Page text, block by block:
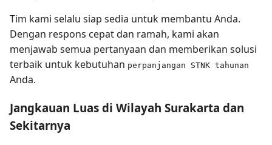
Tim kami selalu siap sedia untuk membantu Anda.
Dengan respons cepat dan ramah, kami akan
menjawab semua pertanyaan dan memberikan solusi
terbaik untuk kebutuhan perpanjangan STNK tahunan
Anda.
Jangkauan Luas di Wilayah Surakarta dan
Sekitarnya